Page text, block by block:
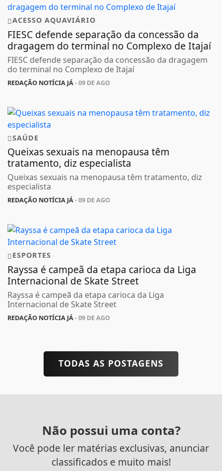
ACESSO AQUAVIÁRIO
FIESC defende separação da concessão da
dragagem do terminal no Complexo de Itajaí
FIESC defende separação da concessão da dragagem
do terminal no Complexo de Itajaí
REDAÇÃO NOTÍCIA JÁ- 09 DE AGO
SAÚDE
Queixas sexuais na menopausa têm
tratamento, diz especialista
Queixas sexuais na menopausa têm tratamento, diz
especialista
REDAÇÃO NOTÍCIA JÁ- 09 DE AGO
ESPORTES
Rayssa é campeã da etapa carioca da Liga
Internacional de Skate Street
Rayssa é campeã da etapa carioca da Liga
Internacional de Skate Street
REDAÇÃO NOTÍCIA JÁ- 09 DE AGO
TODAS AS POSTAGENS
Não possui uma conta?
Você pode ler matérias exclusivas, anunciar
classificados e muito mais!